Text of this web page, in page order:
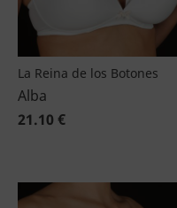
La Reina de los Botones
Alba
21.10 €